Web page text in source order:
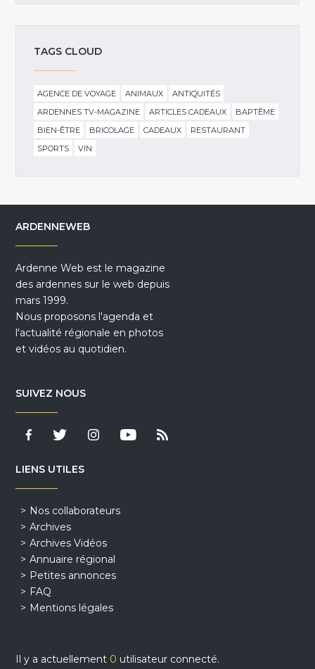
TAGS CLOUD
AGENCE DE VOYAGE ANIMAUX
ANTIQUITÉS
ARDENNES TV-MAGAZINE
ARTICLES CADEAUX
BAPTÊME
BIEN-ÊTRE
BRICOLAGE CADEAUX
RESTAURANT
SPORTS
VIN
ARDENNEWEB
Ardenne Web est le magazine
des ardennes sur le web depuis
mars 1999.
Nous proposons l'agenda et
l'actualité régionale en photos
et vidéos au quotidien.
SUIVEZ NOUS
LIENS UTILES
Nos collaborateurs
Archives
Archives Vidéos
Annuaire régional
Petites annonces
FAQ
Mentions légales
Il y a actuellement 0 utilisateur connecté.